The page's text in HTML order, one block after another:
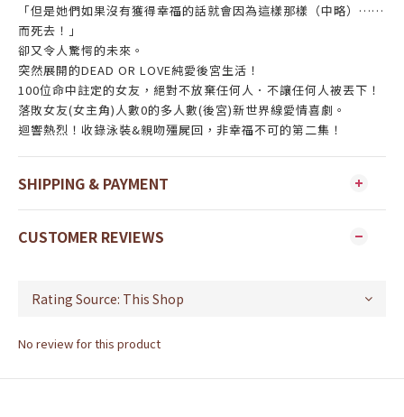
「但是她們如果沒有獲得幸福的話就會因為這樣那樣（中略）……
而死去！」
卻又令人驚愕的未來。
突然展開的DEAD OR LOVE純愛後宮生活！
100位命中註定的女友，絕對不放棄任何人．不讓任何人被丟下！
落敗女友(女主角)人數0的多人數(後宮)新世界線愛情喜劇。
迴響熱烈！收錄泳裝&親吻殭屍回，非幸福不可的第二集！
SHIPPING & PAYMENT
CUSTOMER REVIEWS
No review for this product